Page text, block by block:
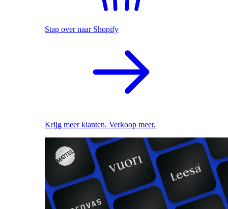
Stap over naar Shopify
Krijg meer klanten. Verkoop meer.